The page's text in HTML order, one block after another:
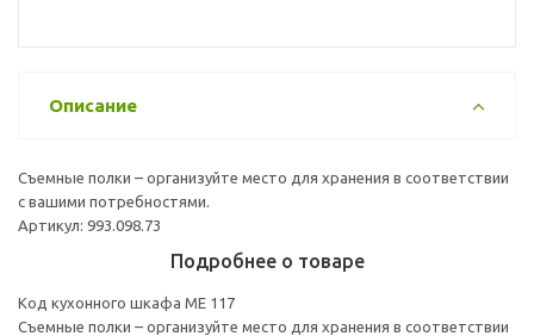
Описание
Съемные полки – организуйте место для хранения в соответствии
с вашими потребностями.
Артикул: 993.098.73
Подробнее о товаре
Код кухонного шкафа ME 117
Съемные полки – организуйте место для хранения в соответствии